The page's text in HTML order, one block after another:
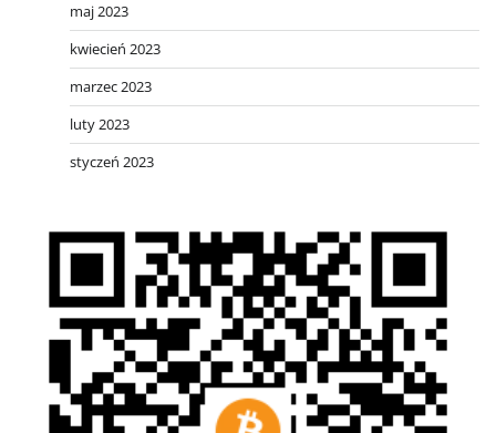
maj 2023
kwiecień 2023
marzec 2023
luty 2023
styczeń 2023